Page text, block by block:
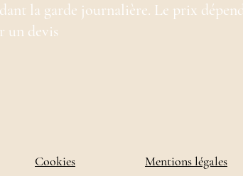
la garde journalière. Le prix
un devis
Cookies Mentions légales